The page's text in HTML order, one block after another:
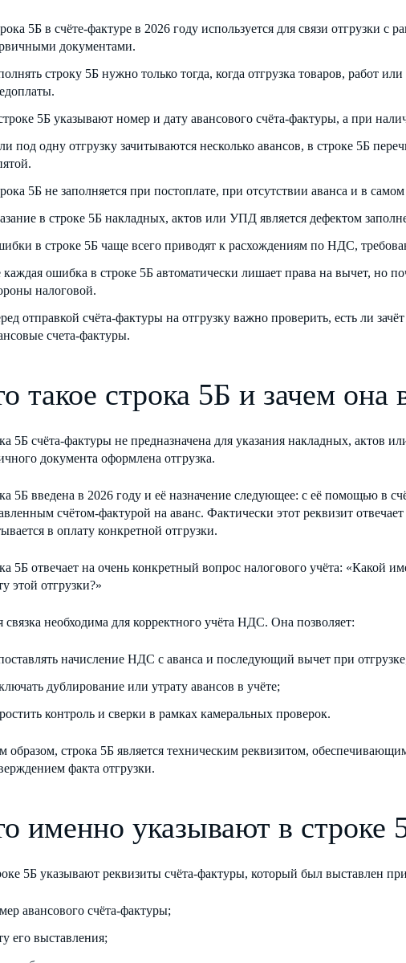
5Б в счёте-фактуре в 2026 году используется для связи отгрузки
документами.
строку 5Б нужно только тогда, когда отгрузка товаров, работ
5Б указывают номер и дату авансового счёта-фактуры, а при
под одну отгрузку зачитываются несколько авансов, в строке 5Б
5Б не заполняется при постоплате, при отсутствии аванса и в
в строке 5Б накладных, актов или УПД является дефектом
в строке 5Б чаще всего приводят к расхождениям по НДС,
ошибка в строке 5Б автоматически лишает права на вычет, но
налоговой.
отправкой счёта-фактуры на отгрузку важно проверить, есть ли
счета-фактуры.
такое строка 5Б и зачем
5Б счёта-фактуры не предназначена для указания накладных, актов
документа оформлена отгрузка.
5Б введена в 2026 году и её назначение следующее: с её помощью в
счётом-фактурой на аванс. Фактически этот реквизит
в оплату конкретной отгрузки.
5Б отвечает на очень конкретный вопрос налогового учёта: «Какой
этой отгрузки?»
связка необходима для корректного учёта НДС. Она позволяет:
начисление НДС с аванса и последующий вычет при
дублирование или утрату авансов в учёте;
контроль и сверки в рамках камеральных проверок.
образом, строка 5Б является техническим реквизитом,
факта отгрузки.
именно указывают в строке
5Б указывают реквизиты счёта-фактуры, который был выставлен
авансового счёта-фактуры;
его выставления;